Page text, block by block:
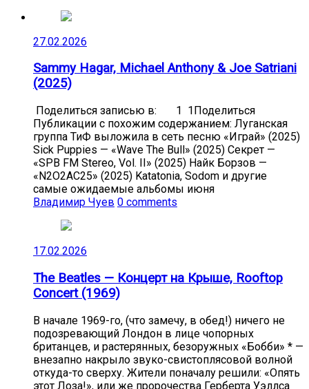
27.02.2026
Sammy Hagar, Michael Anthony & Joe Satriani
(2025)
Поделиться записью в: 1 1Поделиться
Публикации с похожим содержанием: Луганская
группа ТиФ выложила в сеть песню «Играй» (2025)
Sick Puppies — «Wave The Bull» (2025) Секрет —
«SPB FM Stereo, Vol. II» (2025) Найк Борзов —
«N2O2AC25» (2025) Katatonia, Sodom и другие
самые ожидаемые альбомы июня
Владимир Чуев 0 comments
17.02.2026
The Beatles — Концерт на Крыше, Rooftop
Concert (1969)
В начале 1969-го, (что замечу, в обед!) ничего не
подозревающий Лондон в лице чопорных
британцев, и растерянных, безоружных «Бобби» * —
внезапно накрыло звуко-свистоплясовой волной
откуда-то сверху. Жители поначалу решили: «Опять
этот Лоза!», или же пророчества Герберта Уэллса